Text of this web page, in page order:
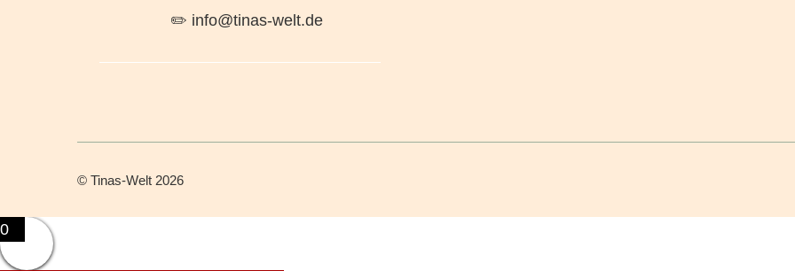
✏️ info@tinas-welt.de
© Tinas-Welt 2026
0